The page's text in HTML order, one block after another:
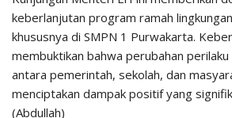
keberlanjutan program ramah
khususnya di SMPN 1 Purwakarta.
membuktikan bahwa perubahan
antara pemerintah, sekolah, dan
menciptakan dampak positif yang
(Abdullah)